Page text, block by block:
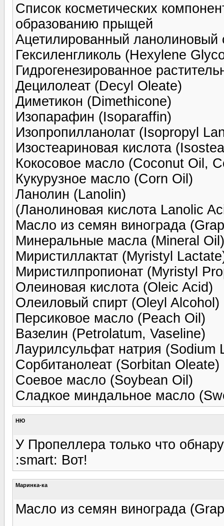
Список косметических
образованию прыщей
Ацетилированный ланолиновый
Гексиленгликоль (Hexylene
Гидрогенезированное
Децилолеат (Decyl Oleate)
Диметикон (Dimethicone)
Изопарафин (Isoparaffin)
Изопропилланолат (Isopropyl
Изостеариновая кислота
Кокосовое масло (Coconut Oil,
Кукурузное масло (Corn Oil)
Ланолин (Lanolin)
(Ланолиновая кислота Lanolic
Масло из семян винограда
Минеральные масла (Mineral Oil)
Миристиллактат (Myristyl
Миристилпропионат (Myristyl
Олеиновая кислота (Oleic Acid)
Олеиловый спирт (Oleyl Alcohol)
Персиковое масло (Peach Oil)
Вазелин (Petrolatum, Vaseline)
Лаурилсульфат натрия (Sodium
Сорбитанолеат (Sorbitan Oleate)
Соевое масло (Soybean Oil)
Сладкое миндальное масло
НЮ
У Пропеллера только что
:smart: Вот!
Маринка-ка
Масло из семян винограда